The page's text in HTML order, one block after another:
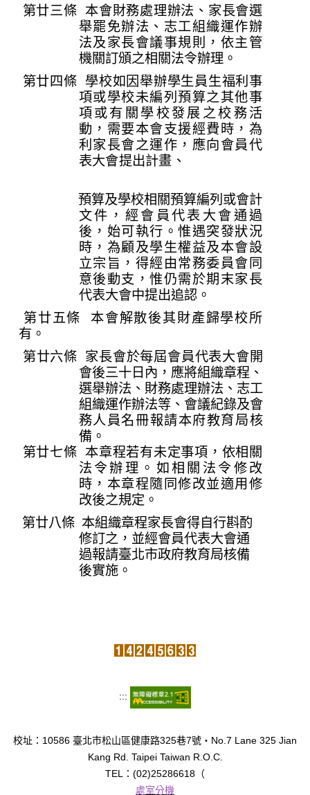
第廿三條 本會財務處理辦法、家長會選
舉罷免辦法、志工組織運作辦
法及家長會議事規則，依主管
機關訂頒之相關法令辦理。
第廿四條 學校如因舉辦學生員生福利事
項或學校未編列預算之其他事
項或有關學校發展之校務活
動，需要本會支援經費時，為
利家長會之運作，應向會員代
表大會提出計畫、
預算及學校相關預算編列或會計
文件，經會員代表大會通過
後，始可執行。惟遇突發狀況
時，為顧及學生權益及本會設
立宗旨，得經由常務委員會同
意後動支，惟仍需於期末家長
代表大會中提出追認。
第廿五條 本會解散後其財產歸學校所
有。
第廿六條 家長會於每屆會員代表大會開
會後三十日內，應將組織章程、
選舉辦法、財務處理辦法、志工
組織運作辦法等、會議紀錄及會
務人員名冊報請本府教育局核
備。
第廿七條 本章程若有未定事項，依相關
法令辦理。如相關法令修改
時，本章程隨同修改並適用修
改後之規定。
第廿八條 本組織章程家長會得自行斟酌
修訂之，並經會員代表大會通
過報請臺北市政府教育局核備
後實施。
:::
校址：10586 臺北市松山區健康路325巷7號‧No.7 Lane 325 Jian
Kang Rd. Taipei Taiwan R.O.C.
TEL：(02)25286618（
處室分機